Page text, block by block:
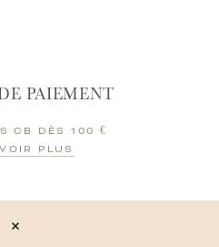
PAIEMENT
CB DÈS 100 €
PLUS